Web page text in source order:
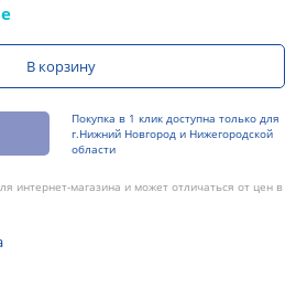
В корзину
Покупка в 1 клик доступна только для
г.Нижний Новгород и Нижегородской
области
интернет-магазина и может отличаться от цен в